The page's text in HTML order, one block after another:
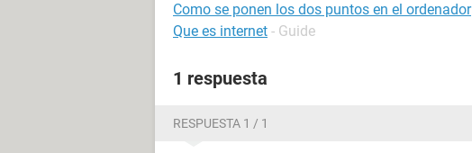
Como se ponen los dos puntos en el ordenador
Que es internet - Guide
1 respuesta
RESPUESTA 1 / 1